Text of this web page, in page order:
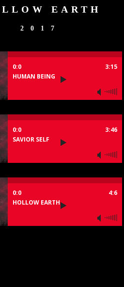
EARTH
2017
0:0
3:15
HUMAN BEING
0:0
3:46
SAVIOR SELF
0:0
4:6
HOLLOW EARTH